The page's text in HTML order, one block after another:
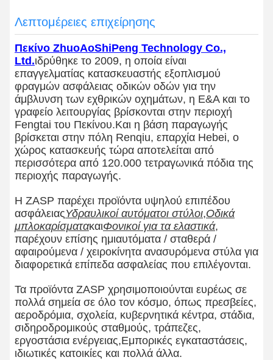
Λεπτομέρειες επιχείρησης
Πεκίνο ZhuoAoShiPeng Technology Co.,
Ltd.ιδρύθηκε το 2009, η οποία είναι
επαγγελματίας κατασκευαστής εξοπλισμού
φραγμών ασφάλειας οδικών οδών για την
άμβλυνση των εχθρικών οχημάτων, η Ε&Α και το
γραφείο λειτουργίας βρίσκονται στην περιοχή
Fengtai του Πεκίνου.Και η βάση παραγωγής
βρίσκεται στην πόλη Renqiu, επαρχία Hebei, ο
χώρος κατασκευής τώρα αποτελείται από
περισσότερα από 120.000 τετραγωνικά πόδια της
περιοχής παραγωγής.
Η ZASP παρέχει προϊόντα υψηλού επιπέδου
ασφάλειαςΥδραυλικοί αυτόματοι στύλοι,Οδικά
μπλοκαρίσματακαιΦονικοί για τα ελαστικά,
παρέχουν επίσης ημιαυτόματα / σταθερά /
αφαιρούμενα / χειροκίνητα ανασυρόμενα στύλα για
διαφορετικά επίπεδα ασφαλείας που επιλέγονται.
Τα προϊόντα ZASP χρησιμοποιούνται ευρέως σε
πολλά σημεία σε όλο τον κόσμο, όπως πρεσβείες,
αεροδρόμια, σχολεία, κυβερνητικά κέντρα, στάδια,
σιδηροδρομικούς σταθμούς, τράπεζες,
εργοστάσια ενέργειας,Εμπορικές εγκαταστάσεις,
ιδιωτικές κατοικίες και πολλά άλλα.